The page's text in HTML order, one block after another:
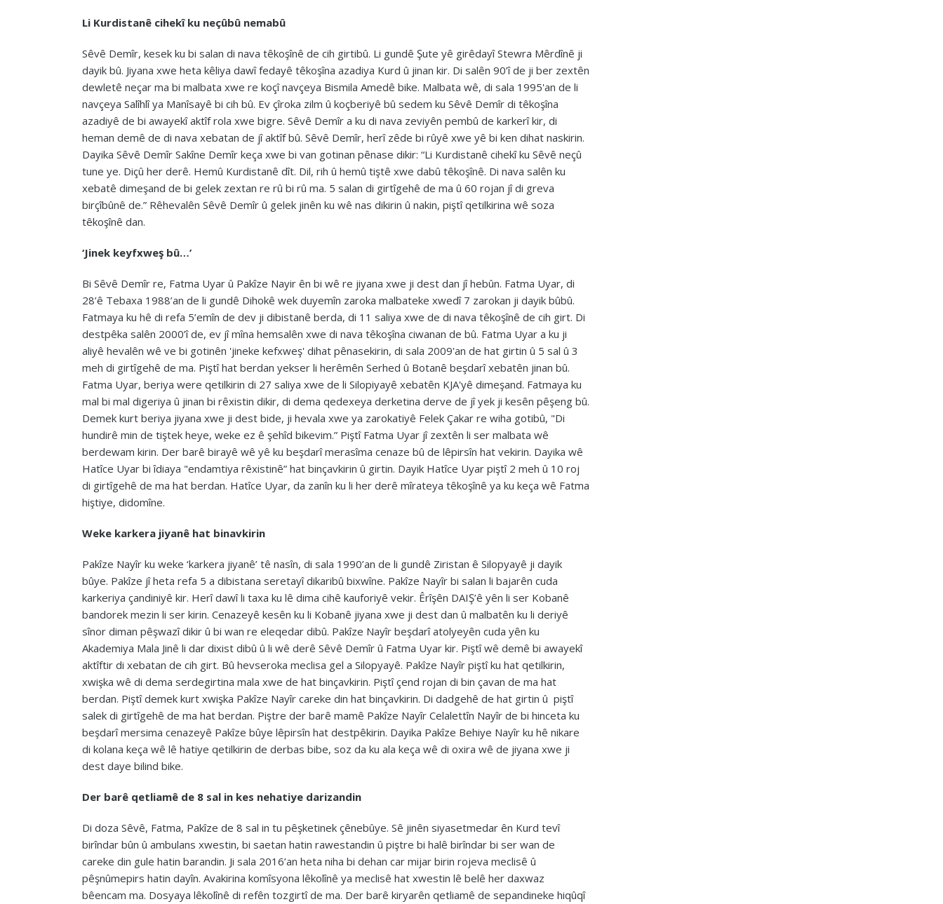
Li Kurdistanê cihekî ku neçûbû nemabû
Sêvê Demîr, kesek ku bi salan di nava têkoşînê de cih girtibû. Li gundê Şute yê girêdayî Stewra Mêrdînê ji
dayik bû. Jiyana xwe heta kêliya dawî fedayê têkoşîna azadiya Kurd û jinan kir. Di salên 90’î de ji ber zextên
dewletê neçar ma bi malbata xwe re koçî navçeya Bismila Amedê bike. Malbata wê, di sala 1995'an de li
navçeya Salîhlî ya Manîsayê bi cih bû. Ev çîroka zilm û koçberiyê bû sedem ku Sêvê Demîr di têkoşîna
azadiyê de bi awayekî aktîf rola xwe bigre. Sêvê Demîr a ku di nava zeviyên pembû de karkerî kir, di
heman demê de di nava xebatan de jî aktîf bû. Sêvê Demîr, herî zêde bi rûyê xwe yê bi ken dihat naskirin.
Dayika Sêvê Demîr Sakîne Demîr keça xwe bi van gotinan pênase dikir: “Li Kurdistanê cihekî ku Sêvê neçû
tune ye. Diçû her derê. Hemû Kurdistanê dît. Dil, rih û hemû tiştê xwe dabû têkoşînê. Di nava salên ku
xebatê dimeşand de bi gelek zextan re rû bi rû ma. 5 salan di girtîgehê de ma û 60 rojan jî di greva
birçîbûnê de.” Rêhevalên Sêvê Demîr û gelek jinên ku wê nas dikirin û nakin, piştî qetilkirina wê soza
têkoşînê dan.
‘Jinek keyfxweş bû…’
Bi Sêvê Demîr re, Fatma Uyar û Pakîze Nayir ên bi wê re jiyana xwe ji dest dan jî hebûn. Fatma Uyar, di
28’ê Tebaxa 1988’an de li gundê Dihokê wek duyemîn zaroka malbateke xwedî 7 zarokan ji dayik bûbû.
Fatmaya ku hê di refa 5’emîn de dev ji dibistanê berda, di 11 saliya xwe de di nava têkoşînê de cih girt. Di
destpêka salên 2000’î de, ev jî mîna hemsalên xwe di nava têkoşîna ciwanan de bû. Fatma Uyar a ku ji
aliyê hevalên wê ve bi gotinên 'jineke kefxweş' dihat pênasekirin, di sala 2009'an de hat girtin û 5 sal û 3
meh di girtîgehê de ma. Piştî hat berdan yekser li herêmên Serhed û Botanê beşdarî xebatên jinan bû.
Fatma Uyar, beriya were qetilkirin di 27 saliya xwe de li Silopiyayê xebatên KJA'yê dimeşand. Fatmaya ku
mal bi mal digeriya û jinan bi rêxistin dikir, di dema qedexeya derketina derve de jî yek ji kesên pêşeng bû.
Demek kurt beriya jiyana xwe ji dest bide, ji hevala xwe ya zarokatiyê Felek Çakar re wiha gotibû, "Di
hundirê min de tiştek heye, weke ez ê şehîd bikevim.” Piştî Fatma Uyar jî zextên li ser malbata wê
berdewam kirin. Der barê birayê wê yê ku beşdarî merasîma cenaze bû de lêpirsîn hat vekirin. Dayika wê
Hatîce Uyar bi îdiaya "endamtiya rêxistinê” hat binçavkirin û girtin. Dayik Hatîce Uyar piştî 2 meh û 10 roj
di girtîgehê de ma hat berdan. Hatîce Uyar, da zanîn ku li her derê mîrateya têkoşînê ya ku keça wê Fatma
hiştiye, didomîne.
Weke karkera jiyanê hat binavkirin
Pakîze Nayîr ku weke ‘karkera jiyanê’ tê nasîn, di sala 1990’an de li gundê Ziristan ê Silopyayê ji dayik
bûye. Pakîze jî heta refa 5 a dibistana seretayî dikaribû bixwîne. Pakîze Nayîr bi salan li bajarên cuda
karkeriya çandiniyê kir. Herî dawî li taxa ku lê dima cihê kauforiyê vekir. Êrîşên DAIŞ’ê yên li ser Kobanê
bandorek mezin li ser kirin. Cenazeyê kesên ku li Kobanê jiyana xwe ji dest dan û malbatên ku li deriyê
sînor diman pêşwazî dikir û bi wan re eleqedar dibû. Pakîze Nayîr beşdarî atolyeyên cuda yên ku
Akademiya Mala Jinê li dar dixist dibû û li wê derê Sêvê Demîr û Fatma Uyar kir. Piştî wê demê bi awayekî
aktîftir di xebatan de cih girt. Bû hevseroka meclisa gel a Silopyayê. Pakîze Nayîr piştî ku hat qetilkirin,
xwişka wê di dema serdegirtina mala xwe de hat binçavkirin. Piştî çend rojan di bin çavan de ma hat
berdan. Piştî demek kurt xwişka Pakîze Nayîr careke din hat binçavkirin. Di dadgehê de hat girtin û piştî
salek di girtîgehê de ma hat berdan. Piştre der barê mamê Pakîze Nayîr Celalettîn Nayîr de bi hinceta ku
beşdarî mersima cenazeyê Pakîze bûye lêpirsîn hat destpêkirin. Dayika Pakîze Behiye Nayîr ku hê nikare
di kolana keça wê lê hatiye qetilkirin de derbas bibe, soz da ku ala keça wê di oxira wê de jiyana xwe ji
dest daye bilind bike.
Der barê qetliamê de 8 sal in kes nehatiye darizandin
Di doza Sêvê, Fatma, Pakîze de 8 sal in tu pêşketinek çênebûye. Sê jinên siyasetmedar ên Kurd tevî
birîndar bûn û ambulans xwestin, bi saetan hatin rawestandin û piştre bi halê birîndar bi ser wan de
careke din gule hatin barandin. Ji sala 2016’an heta niha bi dehan car mijar birin rojeva meclisê û
pêşnûmepirs hatin dayîn. Avakirina komîsyona lêkolînê ya meclisê hat xwestin lê belê her daxwaz
bêencam ma. Dosyaya lêkolînê di refên tozgirtî de ma. Der barê kiryarên qetliamê de sepandineke hiqûqî